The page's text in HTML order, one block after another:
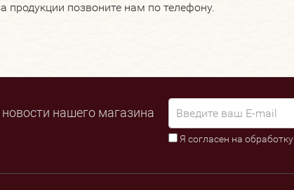
продукции позвоните нам по телефону.
нашего магазина
Я согласен на обработку